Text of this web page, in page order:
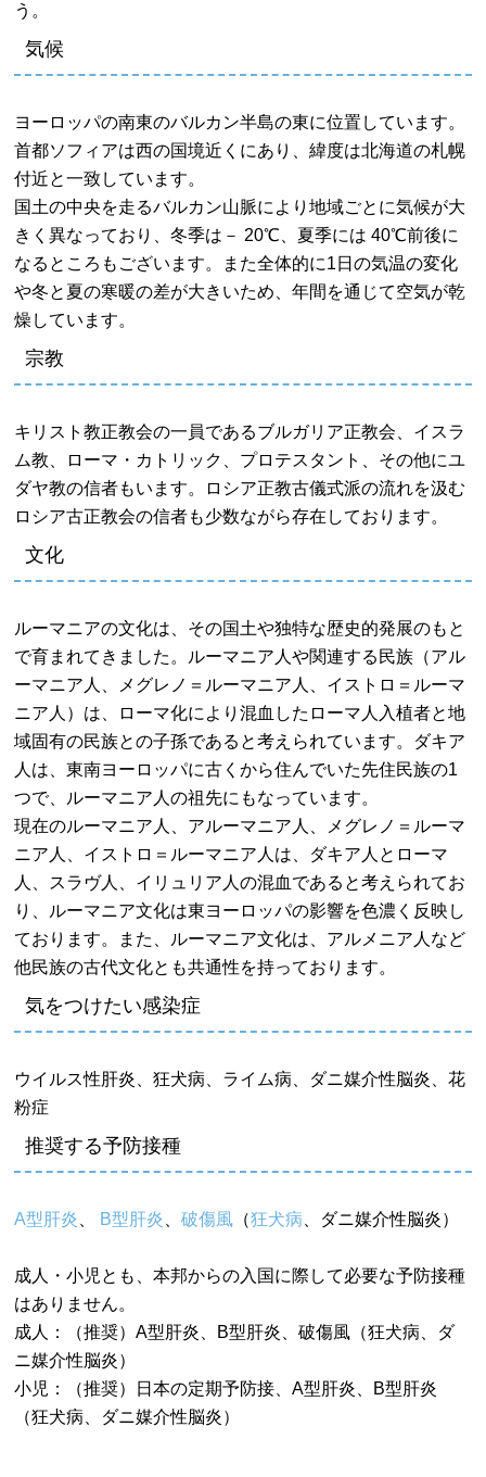
う。
気候
ヨーロッパの南東のバルカン半島の東に位置しています。
首都ソフィアは西の国境近くにあり、緯度は北海道の札幌
付近と一致しています。
国土の中央を走るバルカン山脈により地域ごとに気候が大
きく異なっており、冬季は－ 20℃、夏季には 40℃前後に
なるところもございます。また全体的に1日の気温の変化
や冬と夏の寒暖の差が大きいため、年間を通じて空気が乾
燥しています。
宗教
キリスト教正教会の一員であるブルガリア正教会、イスラ
ム教、ローマ・カトリック、プロテスタント、その他にユ
ダヤ教の信者もいます。ロシア正教古儀式派の流れを汲む
ロシア古正教会の信者も少数ながら存在しております。
文化
ルーマニアの文化は、その国土や独特な歴史的発展のもと
で育まれてきました。ルーマニア人や関連する民族（アル
ーマニア人、メグレノ＝ルーマニア人、イストロ＝ルーマ
ニア人）は、ローマ化により混血したローマ人入植者と地
域固有の民族との子孫であると考えられています。ダキア
人は、東南ヨーロッパに古くから住んでいた先住民族の1
つで、ルーマニア人の祖先にもなっています。
現在のルーマニア人、アルーマニア人、メグレノ＝ルーマ
ニア人、イストロ＝ルーマニア人は、ダキア人とローマ
人、スラヴ人、イリュリア人の混血であると考えられてお
り、ルーマニア文化は東ヨーロッパの影響を色濃く反映し
ております。また、ルーマニア文化は、アルメニア人など
他民族の古代文化とも共通性を持っております。
気をつけたい感染症
ウイルス性肝炎、狂犬病、ライム病、ダニ媒介性脳炎、花
粉症
推奨する予防接種
A型肝炎 B型肝炎 、破傷風 （狂犬病 、ダニ媒介性脳炎）
成人・小児とも、本邦からの入国に際して必要な予防接種
はありません。
成人：（推奨）A型肝炎、B型肝炎、破傷風（狂犬病、ダ
ニ媒介性脳炎）
小児：（推奨）日本の定期予防接、A型肝炎、B型肝炎
（狂犬病、ダニ媒介性脳炎）